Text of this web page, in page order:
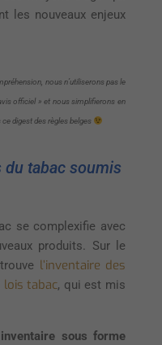
les nouveaux enjeux
nous n’utiliserons pas le
officiel » et nous simplifierons en
digest des règles belges
du tabac soumis
se complexifie avec
produits. Sur le
l’inventaire des
tabac, qui est mis
inventaire sous forme